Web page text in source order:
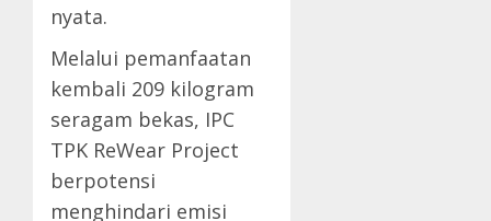
nyata.
Melalui pemanfaatan
kembali 209 kilogram
seragam bekas, IPC
TPK ReWear Project
berpotensi
menghindari emisi